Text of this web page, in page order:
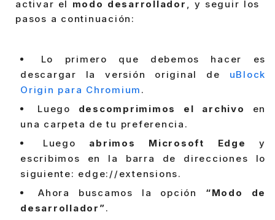
activar el modo desarrollador , y seguir los
pasos a continuación:
Lo primero que debemos hacer es
descargar la versión original de uBlock
Origin para Chromium .
Luego descomprimimos el archivo en
una carpeta de tu preferencia.
Luego abrimos Microsoft Edgey
escribimos en la barra de direcciones lo
siguiente: edge://extensions.
Ahora buscamos la opción “Modo de
desarrollador”.